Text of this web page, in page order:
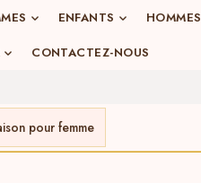
ENFANTS HOMMES
CONTACTEZ-NOUS
pour femme